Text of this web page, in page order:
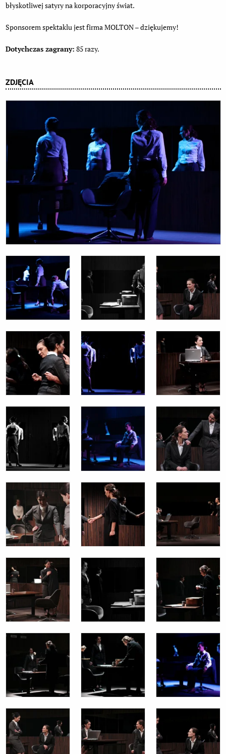
błyskotliwej satyry na korporacyjny świat.
Sponsorem spektaklu jest firma MOLTON – dziękujemy!
Dotychczas zagrany: 85 razy.
ZDJĘCIA